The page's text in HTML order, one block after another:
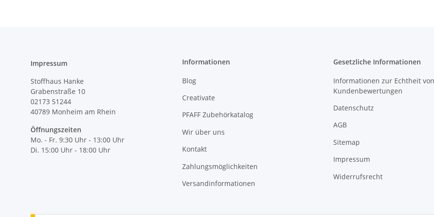
Impressum
Stoffhaus Hanke
Grabenstraße 10
02173 51244
40789 Monheim am Rhein
Öffnungszeiten
Mo. - Fr. 9:30 Uhr - 13:00 Uhr
Di. 15:00 Uhr - 18:00 Uhr
Informationen
Blog
Creativate
PFAFF Zubehörkatalog
Wir über uns
Kontakt
Zahlungsmöglichkeiten
Versandinformationen
Gesetzliche Informationen
Informationen zur Echtheit von
Kundenbewertungen
Datenschutz
AGB
Sitemap
Impressum
Widerrufsrecht